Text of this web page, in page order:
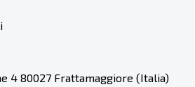
4 80027 Frattamaggiore (Italia)